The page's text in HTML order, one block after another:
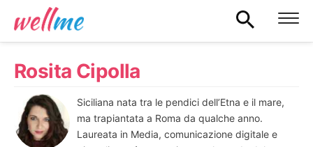
Rosita Cipolla
Siciliana nata tra le pendici dell’Etna e il mare,
ma trapiantata a Roma da qualche anno.
Laureata in Media, comunicazione digitale e